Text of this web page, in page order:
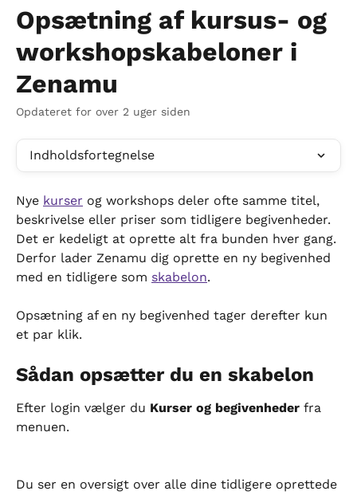
Opsætning af kursus- og
workshopskabeloner i
Zenamu
Opdateret for over 2 uger siden
Indholdsfortegnelse
Nye kurser og workshops deler ofte samme titel,
beskrivelse eller priser som tidligere begivenheder.
Det er kedeligt at oprette alt fra bunden hver gang.
Derfor lader Zenamu dig oprette en ny begivenhed
med en tidligere som skabelon.
Opsætning af en ny begivenhed tager derefter kun
et par klik.
Sådan opsætter du en skabelon
Efter login vælger du Kurser og begivenheder fra
menuen.
Du ser en oversigt over alle dine tidligere oprettede